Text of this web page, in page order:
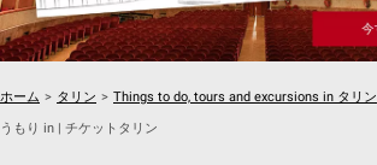
ホーム > タリン > Things to do, tours and excursions in タリン
うもり in | チケットタリン